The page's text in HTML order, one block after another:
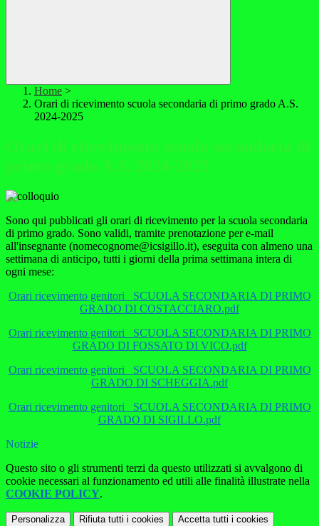
Home >
Orari di ricevimento scuola secondaria di primo grado A.S.
2024-2025
Orari di ricevimento scuola secondaria di
primo grado A.S. 2024-2025
Sono qui pubblicati gli orari di ricevimento per la scuola secondaria
di primo grado. Sono validi, tramite prenotazione per e-mail
all'insegnante (nomecognome@icsigillo.it), eseguita con almeno una
settimana di anticipo, tutti i giorni della prima settimana intera di
ogni mese:
Orari ricevimento genitori_ SCUOLA SECONDARIA DI PRIMO
GRADO DI COSTACCIARO.pdf
Orari ricevimento genitori_ SCUOLA SECONDARIA DI PRIMO
GRADO DI FOSSATO DI VICO.pdf
Orari ricevimento genitori_ SCUOLA SECONDARIA DI PRIMO
GRADO DI SCHEGGIA.pdf
Orari ricevimento genitori_ SCUOLA SECONDARIA DI PRIMO
GRADO DI SIGILLO.pdf
Notizie
Questo sito o gli strumenti terzi da questo utilizzati si avvalgono di
cookie necessari al funzionamento ed utili alle finalità illustrate nella
COOKIE POLICY.
Personalizza Rifiuta tutti i cookies Accetta tutti i cookies